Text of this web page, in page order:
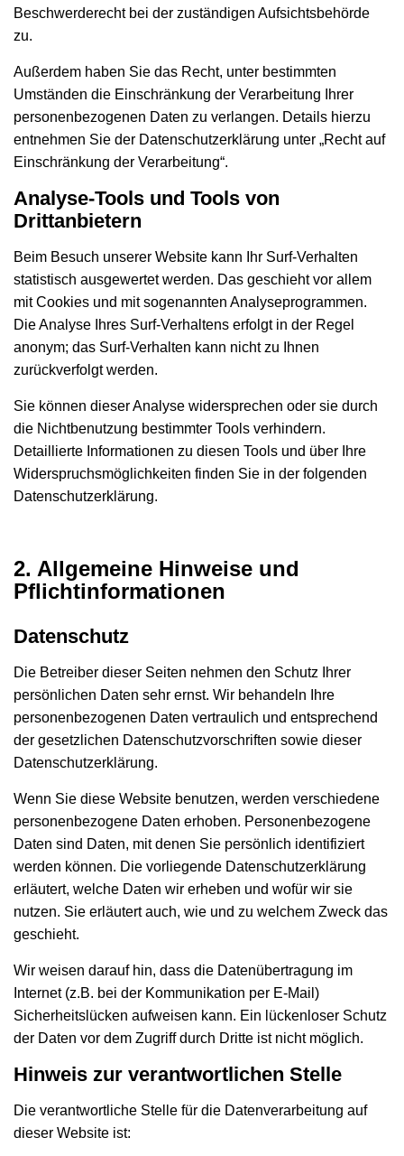
Beschwerderecht bei der zuständigen Aufsichtsbehörde
zu.
Außerdem haben Sie das Recht, unter bestimmten
Umständen die Einschränkung der Verarbeitung Ihrer
personenbezogenen Daten zu verlangen. Details hierzu
entnehmen Sie der Datenschutzerklärung unter „Recht auf
Einschränkung der Verarbeitung“.
Analyse-Tools und Tools von
Drittanbietern
Beim Besuch unserer Website kann Ihr Surf-Verhalten
statistisch ausgewertet werden. Das geschieht vor allem
mit Cookies und mit sogenannten Analyseprogrammen.
Die Analyse Ihres Surf-Verhaltens erfolgt in der Regel
anonym; das Surf-Verhalten kann nicht zu Ihnen
zurückverfolgt werden.
Sie können dieser Analyse widersprechen oder sie durch
die Nichtbenutzung bestimmter Tools verhindern.
Detaillierte Informationen zu diesen Tools und über Ihre
Widerspruchsmöglichkeiten finden Sie in der folgenden
Datenschutzerklärung.
2. Allgemeine Hinweise und
Pflichtinformationen
Datenschutz
Die Betreiber dieser Seiten nehmen den Schutz Ihrer
persönlichen Daten sehr ernst. Wir behandeln Ihre
personenbezogenen Daten vertraulich und entsprechend
der gesetzlichen Datenschutzvorschriften sowie dieser
Datenschutzerklärung.
Wenn Sie diese Website benutzen, werden verschiedene
personenbezogene Daten erhoben. Personenbezogene
Daten sind Daten, mit denen Sie persönlich identifiziert
werden können. Die vorliegende Datenschutzerklärung
erläutert, welche Daten wir erheben und wofür wir sie
nutzen. Sie erläutert auch, wie und zu welchem Zweck das
geschieht.
Wir weisen darauf hin, dass die Datenübertragung im
Internet (z.B. bei der Kommunikation per E-Mail)
Sicherheitslücken aufweisen kann. Ein lückenloser Schutz
der Daten vor dem Zugriff durch Dritte ist nicht möglich.
Hinweis zur verantwortlichen Stelle
Die verantwortliche Stelle für die Datenverarbeitung auf
dieser Website ist: